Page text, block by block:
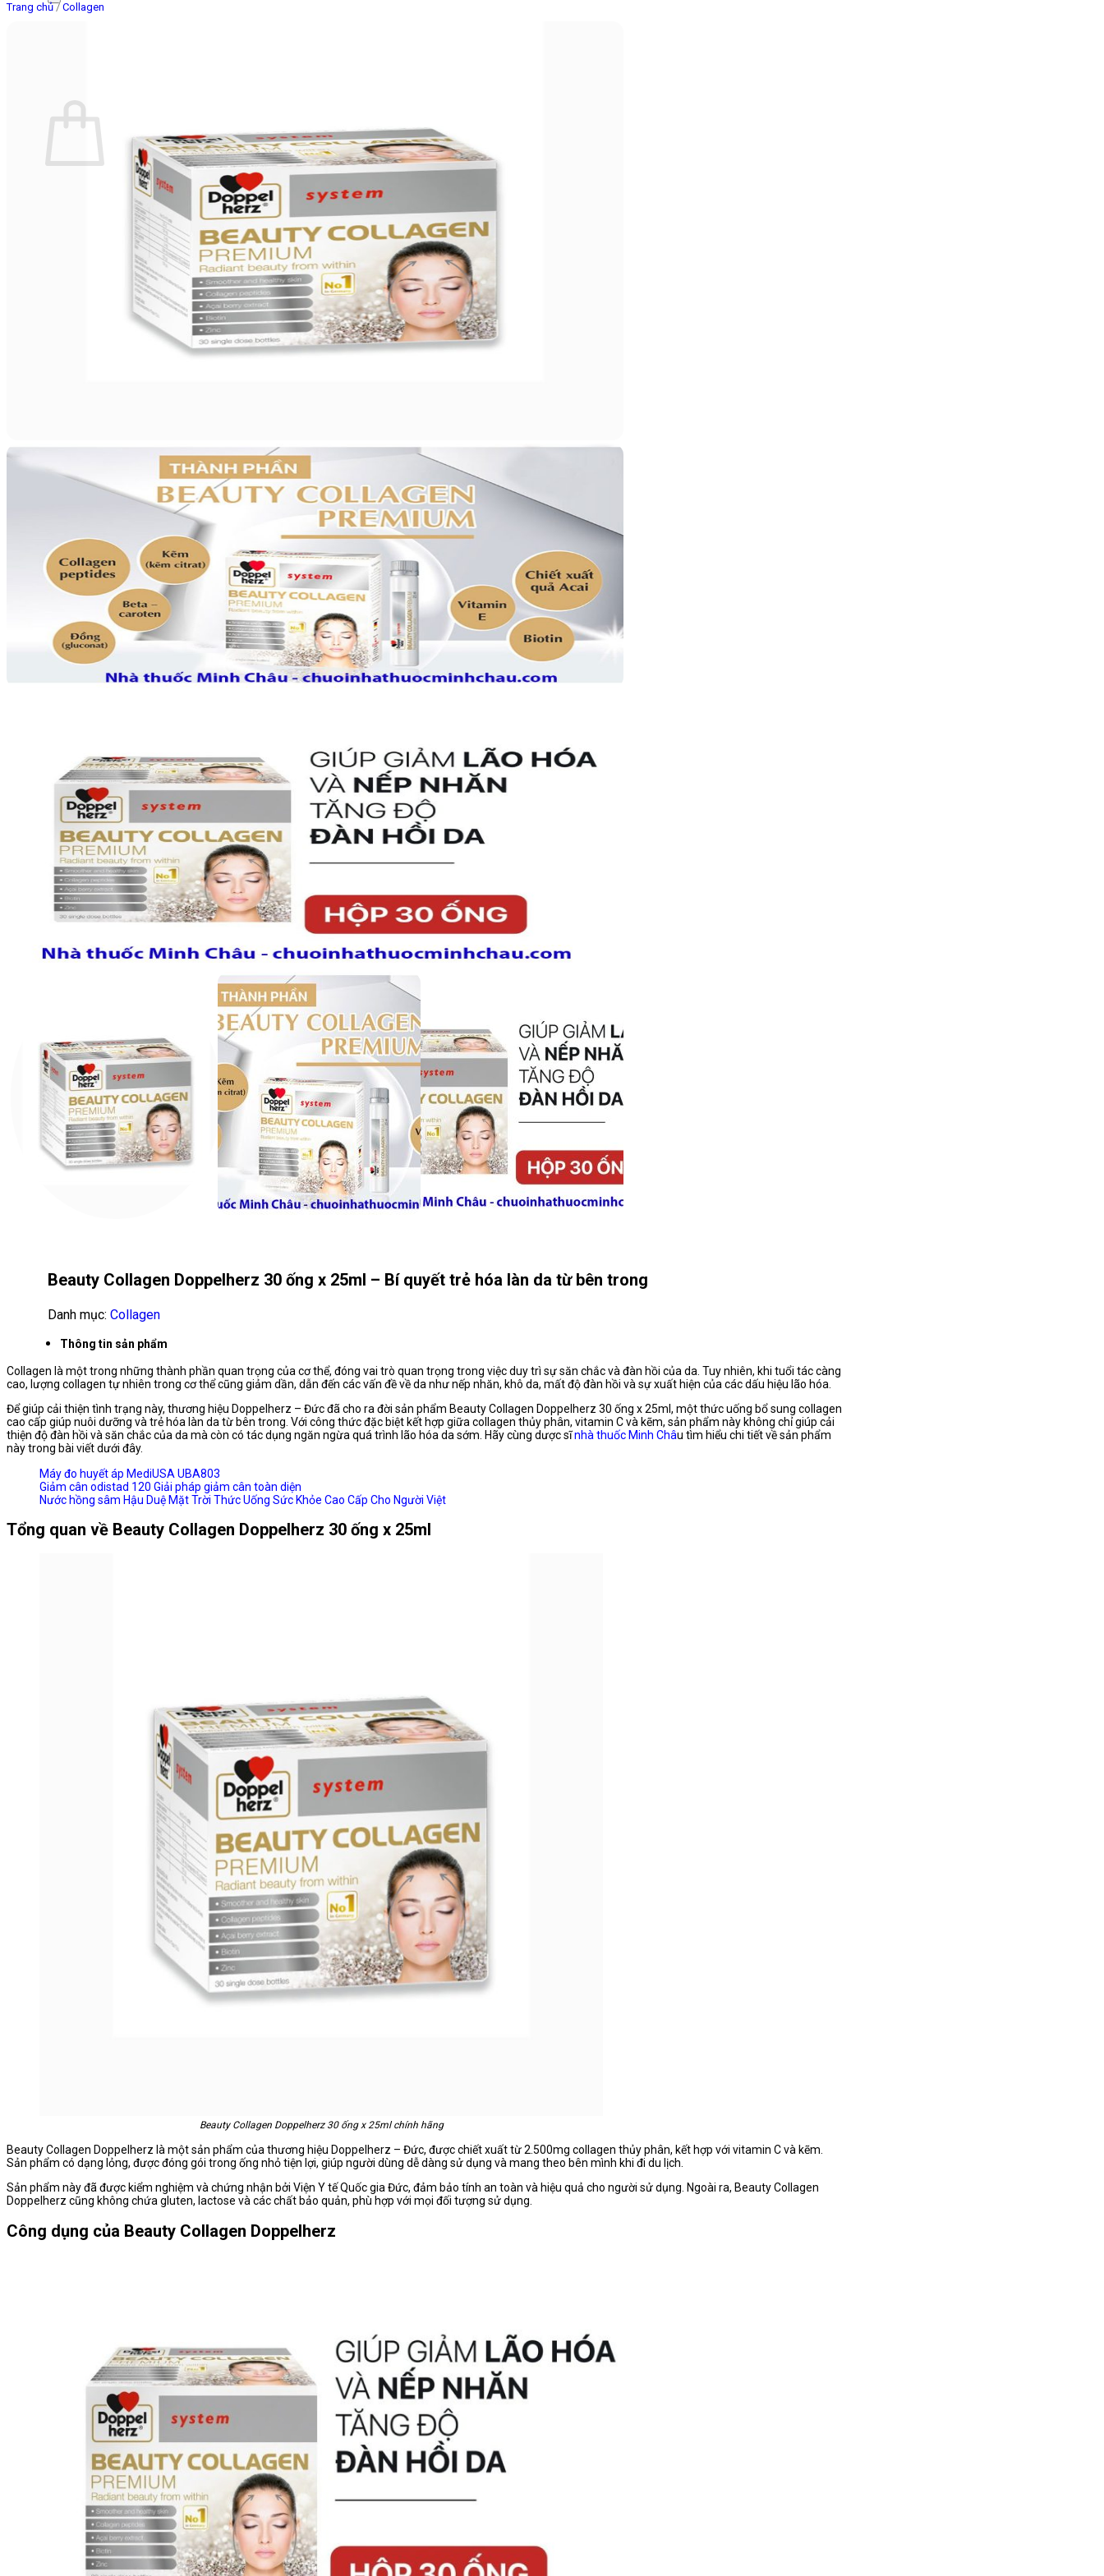
Chưa có sản phẩm trong giỏ hàng.
Quay trở lại cửa hàng
Trang chủ / Collagen
Beauty Collagen Doppelherz 30 ống x 25ml – Bí quyết trẻ hóa làn da từ bên trong
Danh mục: Collagen
Thông tin sản phẩm
Collagen là một trong những thành phần quan trọng của cơ thể, đóng vai trò quan trọng trong việc duy trì sự săn chắc và đàn hồi của da. Tuy nhiên, khi tuổi tác càng
cao, lượng collagen tự nhiên trong cơ thể cũng giảm dần, dẫn đến các vấn đề về da như nếp nhăn, khô da, mất độ đàn hồi và sự xuất hiện của các dấu hiệu lão hóa.
Để giúp cải thiện tình trạng này, thương hiệu Doppelherz – Đức đã cho ra đời sản phẩm Beauty Collagen Doppelherz 30 ống x 25ml, một thức uống bổ sung collagen
cao cấp giúp nuôi dưỡng và trẻ hóa làn da từ bên trong. Với công thức đặc biệt kết hợp giữa collagen thủy phân, vitamin C và kẽm, sản phẩm này không chỉ giúp cải
thiện độ đàn hồi và săn chắc của da mà còn có tác dụng ngăn ngừa quá trình lão hóa da sớm. Hãy cùng dược sĩnhà thuốc Minh Châu tìm hiểu chi tiết về sản phẩm
này trong bài viết dưới đây.
Máy đo huyết áp MediUSA UBA803
Giảm cân odistad 120 Giải pháp giảm cân toàn diện
Nước hồng sâm Hậu Duệ Mặt Trời Thức Uống Sức Khỏe Cao Cấp Cho Người Việt
Tổng quan về Beauty Collagen Doppelherz 30 ống x 25ml
Beauty Collagen Doppelherz 30 ống x 25ml chính hãng
Beauty Collagen Doppelherz là một sản phẩm của thương hiệu Doppelherz – Đức, được chiết xuất từ 2.500mg collagen thủy phân, kết hợp với vitamin C và kẽm.
Sản phẩm có dạng lỏng, được đóng gói trong ống nhỏ tiện lợi, giúp người dùng dễ dàng sử dụng và mang theo bên mình khi đi du lịch.
Sản phẩm này đã được kiểm nghiệm và chứng nhận bởi Viện Y tế Quốc gia Đức, đảm bảo tính an toàn và hiệu quả cho người sử dụng. Ngoài ra, Beauty Collagen
Doppelherz cũng không chứa gluten, lactose và các chất bảo quản, phù hợp với mọi đối tượng sử dụng.
Công dụng của Beauty Collagen Doppelherz